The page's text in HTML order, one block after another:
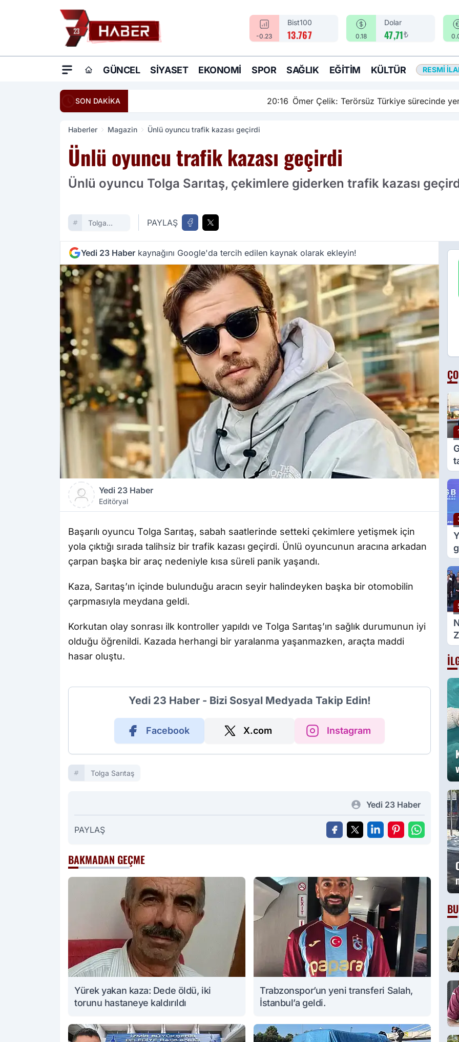
-0.23
Bist100
13.767 0.18
Dolar
47,71₺
GÜNCEL SIYASET EKONOMI SPOR SAĞLIK EĞITIM KÜLTÜR RESMI
SON DAKİKA Ömer Çelik: Terörsüz Türkiye sürecinde yeni bir aşamadayız
Haberler Magazin Ünlü oyuncu trafik kazası geçirdi
Ünlü oyuncu trafik kazası geçirdi
Ünlü oyuncu Tolga Sarıtaş, çekimlere giderken trafik kazası
Tolga
PAYLAŞ
Yedi 23 Haber kaynağını Google'da tercih edilen kaynak olarak ekleyin!
Yedi 23 Haber
Editöryal
Başarılı oyuncu Tolga Sarıtaş, sabah saatlerinde setteki çekimlere yetişmek için
yola çıktığı sırada talihsiz bir trafik kazası geçirdi. Ünlü oyuncunun aracına arkadan
çarpan başka bir araç nedeniyle kısa süreli panik yaşandı.
Kaza, Sarıtaş’ın içinde bulunduğu aracın seyir halindeyken başka bir otomobilin
çarpmasıyla meydana geldi.
Korkutan olay sonrası ilk kontroller yapıldı ve Tolga Sarıtaş’ın sağlık durumunun iyi
olduğu öğrenildi. Kazada herhangi bir yaralanma yaşanmazken, araçta maddi
hasar oluştu.
Yedi 23 Haber - Bizi Sosyal Medyada Takip Edin!
Facebook X.com Instagram
Tolga Sarıtaş
Yedi 23 Haber
PAYLAŞ
BAKMADAN GEÇME
Yürek yakan kaza: Dede öldü, iki
torunu hastaneye kaldırıldı
Trabzonspor’un yeni transferi Salah,
İstanbul’a geldi.